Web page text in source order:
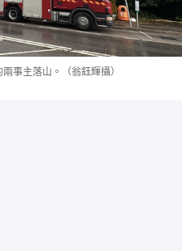
事主落山。（翁鈺輝攝）